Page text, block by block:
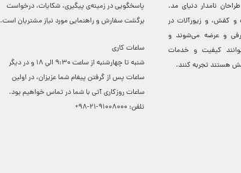
نامدار دنيای مد.
و کفش، و زيورآلات در
و عرضه می‌شوند و
کيفيت و خدمات
هستند تجربه کنند.
پاسخگویی در زمینه‌ی پیگیری، شکایات، درخواست
برگشت سفارش و راهنمایی مورد نیاز مشتریان است.
ساعات کاری
شنبه تا چهارشنبه از ساعت 9:30 الی 18 و در دیگر
ساعات ‌پس از گرفتن پیغام شما عزیزان، در اولین
ساعات روزکاری آتی با شما در تماس خواهیم بود.
تلفن: 91008000-21-98+